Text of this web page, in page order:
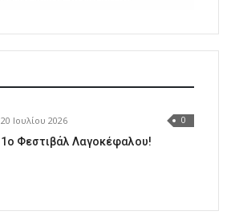
20 Ιουλίου 2026 0
1o Φεστιβάλ Λαγοκέφαλου!